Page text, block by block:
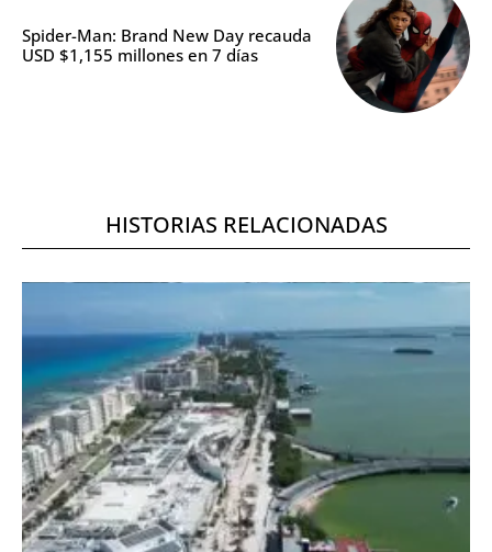
Spider-Man: Brand New Day recauda
USD $1,155 millones en 7 días
HISTORIAS RELACIONADAS